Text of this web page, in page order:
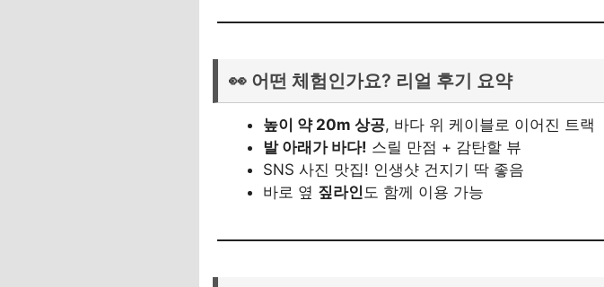
👀 어떤 체험인가요? 리얼 후기 요약
높이 약 20m 상공, 바다 위 케이블로 이어진 트랙
발 아래가 바다! 스릴 만점 + 감탄할 뷰
SNS 사진 맛집! 인생샷 건지기 딱 좋음
바로 옆 짚라인도 함께 이용 가능